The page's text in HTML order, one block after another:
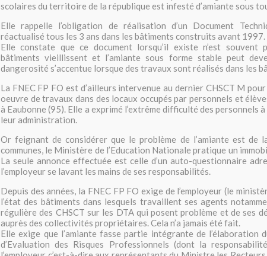
scolaires du territoire de la république est infesté d’amiante sous
Elle rappelle l’obligation de réalisation d’un Document
réactualisé tous les 3 ans dans les bâtiments construits avant 1997.
Elle constate que ce document lorsqu’il existe n’est souvent
bâtiments vieillissent et l’amiante sous forme stable peut
dangerosité s’accentue lorsque des travaux sont réalisés dans les
La FNEC FP FO est d’ailleurs intervenue au dernier CHSCT M
oeuvre de travaux dans des locaux occupés par personnels et
à Eaubonne (95). Elle a exprimé l’extrême difficulté des personnels
leur administration.
Or feignant de considérer que le problème de l’amiante est de
communes, le Ministère de l’Education Nationale pratique un
La seule annonce effectuée est celle d’un auto-questionnaire
l’employeur se lavant les mains de ses responsabilités.
Depuis des années, la FNEC FP FO exige de l’employeur (le
l’état des bâtiments dans lesquels travaillent ses agents
régulière des CHSCT sur les DTA qui posent problème et de ses
auprès des collectivités propriétaires. Cela n’a jamais été fait.
Elle exige que l’amiante fasse partie intégrante de l’élaboration
d’Evaluation des Risques Professionnels (dont la